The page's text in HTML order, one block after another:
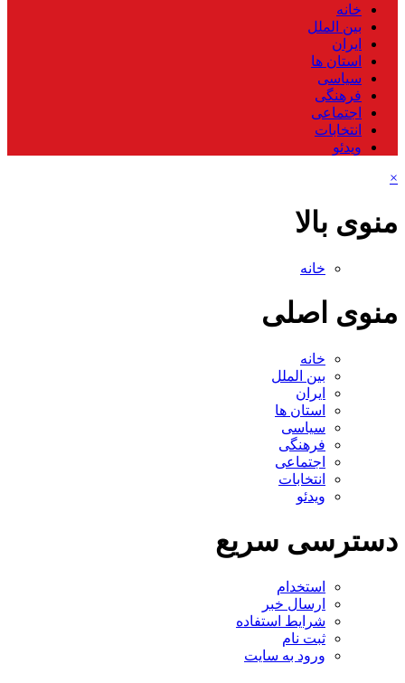
خانه
بین الملل
ایران
استان ها
سیاسی
فرهنگی
اجتماعی
انتخابات
ویدئو
×
منوی بالا
خانه
منوی اصلی
خانه
بین الملل
ایران
استان ها
سیاسی
فرهنگی
اجتماعی
انتخابات
ویدئو
دسترسی سریع
استخدام
ارسال خبر
شرایط استفاده
ثبت نام
ورود به سایت